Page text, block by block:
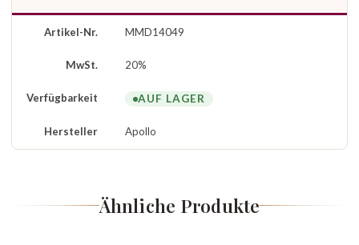
Artikel-Nr. MMD14049
MwSt. 20%
Verfügbarkeit AUF LAGER
Hersteller Apollo
Ähnliche Produkte